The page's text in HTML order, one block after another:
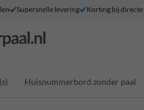
Supersnelle levering Korting bij
Huisnummerbord zonder paal